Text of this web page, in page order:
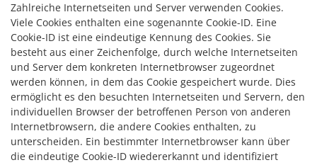
Zahlreiche Internetseiten und Server verwenden Cookies.
Viele Cookies enthalten eine sogenannte Cookie-ID. Eine
Cookie-ID ist eine eindeutige Kennung des Cookies. Sie
besteht aus einer Zeichenfolge, durch welche Internetseiten
und Server dem konkreten Internetbrowser zugeordnet
werden können, in dem das Cookie gespeichert wurde. Dies
ermöglicht es den besuchten Internetseiten und Servern, den
individuellen Browser der betroffenen Person von anderen
Internetbrowsern, die andere Cookies enthalten, zu
unterscheiden. Ein bestimmter Internetbrowser kann über
die eindeutige Cookie-ID wiedererkannt und identifiziert